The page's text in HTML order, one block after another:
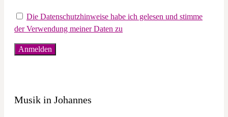
Die Datenschutzhinweise habe ich gelesen und stimme
der Verwendung meiner Daten zu
Musik in Johannes